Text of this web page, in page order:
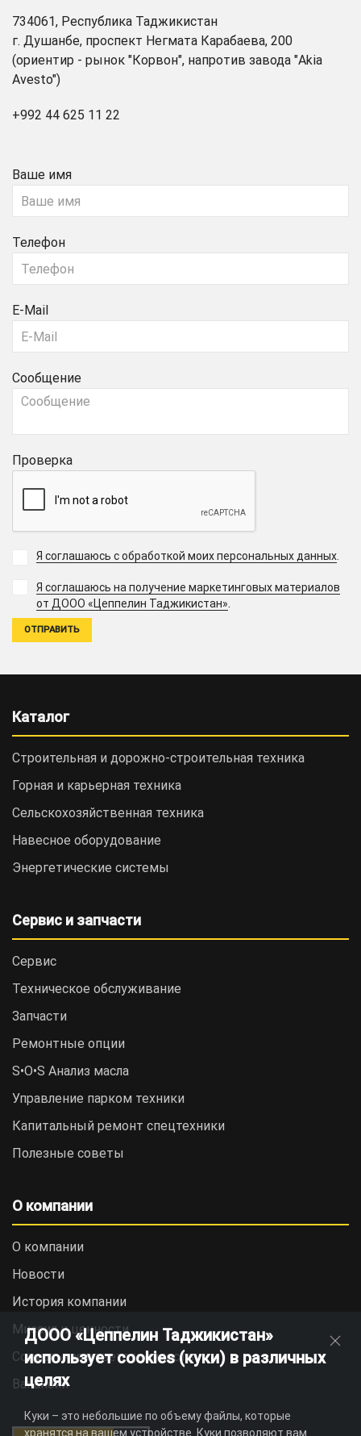
734061, Республика Таджикистан
г. Душанбе, проспект Негмата Карабаева, 200
(ориентир - рынок "Корвон", напротив завода "Akia
Avesto")
+992 44 625 11 22
Ваше имя
Телефон
E-Mail
Сообщение
Проверка
Я соглашаюсь с обработкой моих персональных данных
Я соглашаюсь на получение маркетинговых материалов
от ДООО «Цеппелин Таджикистан».
Каталог
Строительная и дорожно-cтроительная техника
Горная и карьерная техника
Сельскохозяйственная техника
Навесное оборудование
Энергетические системы
Сервис и запчасти
Сервис
Техническое обслуживание
Запчасти
Ремонтные опции
S•O•S Анализ масла
Управление парком техники
Капитальный ремонт спецтехники
Полезные советы
О компании
О компании
Новости
История компании
Миссия и ценности
Социальная ответственность
Вакансии
ДООО «Цеппелин Таджикистан»
использует cookies (куки) в различных
целях
Куки – это небольшие по объему файлы, которые
хранятся на вашем устройстве. Куки позволяют вам